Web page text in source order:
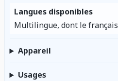
Langues disponibles
Multilingue, dont le français
Appareil
Usages